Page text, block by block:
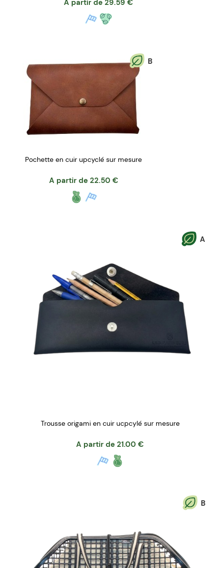
A partir de 29.59 €
B
Pochette en cuir upcyclé sur mesure
A partir de 22.50 €
A
Trousse origami en cuir ucpcylé sur mesure
A partir de 21.00 €
B